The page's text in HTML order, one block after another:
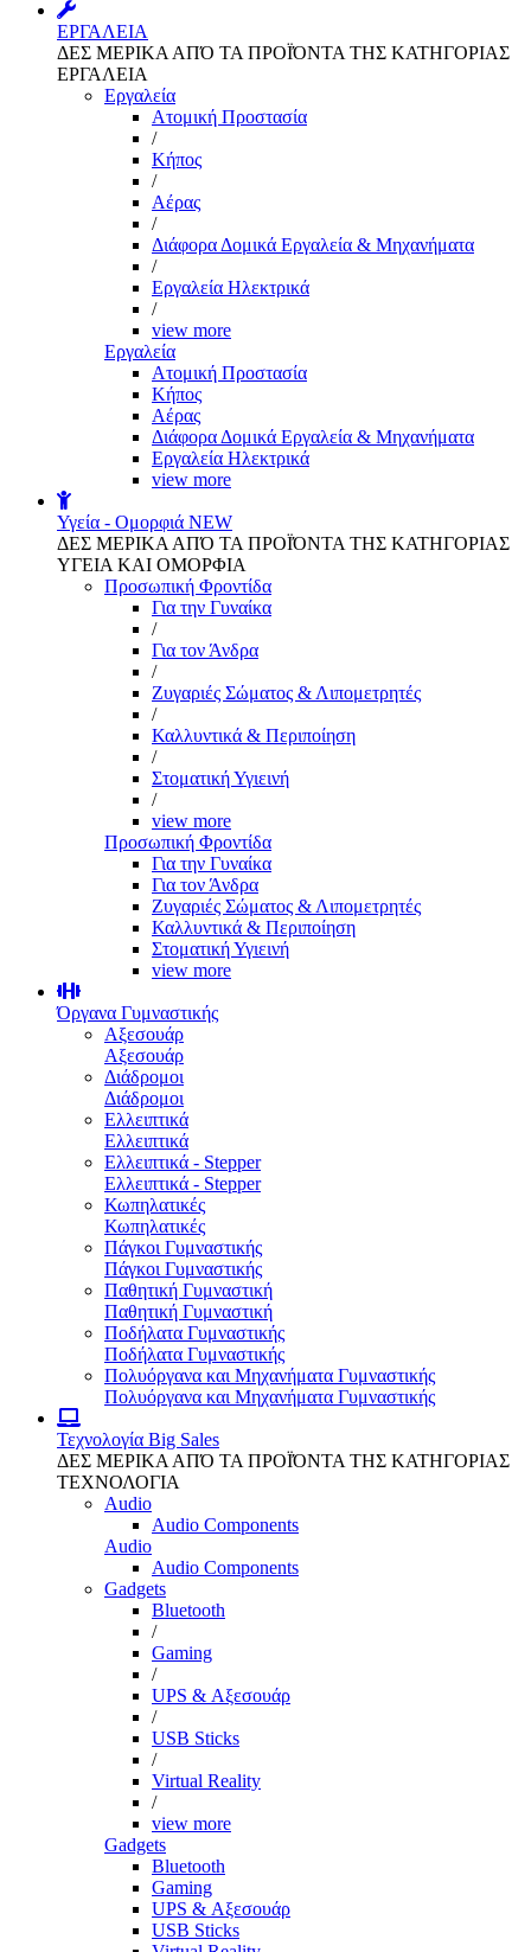
ΕΡΓΑΛΕΙΑ
ΔΕΣ ΜΕΡΙΚΑ ΑΠΌ ΤΑ ΠΡΟΪΌΝΤΑ ΤΗΣ ΚΑΤΗΓΟΡΙΑΣ
ΕΡΓΑΛΕΙΑ
Εργαλεία
Aτομική Προστασία
/
Kήπος
/
Αέρας
/
Διάφορα Δομικά Εργαλεία & Μηχανήματα
/
Εργαλεία Ηλεκτρικά
/
view more
Εργαλεία
Aτομική Προστασία
Kήπος
Αέρας
Διάφορα Δομικά Εργαλεία & Μηχανήματα
Εργαλεία Ηλεκτρικά
view more
Υγεία - Ομορφιά NEW
ΔΕΣ ΜΕΡΙΚΑ ΑΠΌ ΤΑ ΠΡΟΪΌΝΤΑ ΤΗΣ ΚΑΤΗΓΟΡΙΑΣ
ΥΓΕΙΑ ΚΑΙ ΟΜΟΡΦΙΑ
Προσωπική Φροντίδα
Για την Γυναίκα
/
Για τον Άνδρα
/
Ζυγαριές Σώματος & Λιπομετρητές
/
Καλλυντικά & Περιποίηση
/
Στοματική Υγιεινή
/
view more
Προσωπική Φροντίδα
Για την Γυναίκα
Για τον Άνδρα
Ζυγαριές Σώματος & Λιπομετρητές
Καλλυντικά & Περιποίηση
Στοματική Υγιεινή
view more
Όργανα Γυμναστικής
Αξεσουάρ
Αξεσουάρ
Διάδρομοι
Διάδρομοι
Ελλειπτικά
Ελλειπτικά
Ελλειπτικά - Stepper
Ελλειπτικά - Stepper
Κωπηλατικές
Κωπηλατικές
Πάγκοι Γυμναστικής
Πάγκοι Γυμναστικής
Παθητική Γυμναστική
Παθητική Γυμναστική
Ποδήλατα Γυμναστικής
Ποδήλατα Γυμναστικής
Πολυόργανα και Μηχανήματα Γυμναστικής
Πολυόργανα και Μηχανήματα Γυμναστικής
Τεχνολογία Big Sales
ΔΕΣ ΜΕΡΙΚΑ ΑΠΌ ΤΑ ΠΡΟΪΌΝΤΑ ΤΗΣ ΚΑΤΗΓΟΡΙΑΣ
ΤΕΧΝΟΛΟΓΙΑ
Audio
Audio Components
Audio
Audio Components
Gadgets
Bluetooth
/
Gaming
/
UPS & Αξεσουάρ
/
USB Sticks
/
Virtual Reality
/
view more
Gadgets
Bluetooth
Gaming
UPS & Αξεσουάρ
USB Sticks